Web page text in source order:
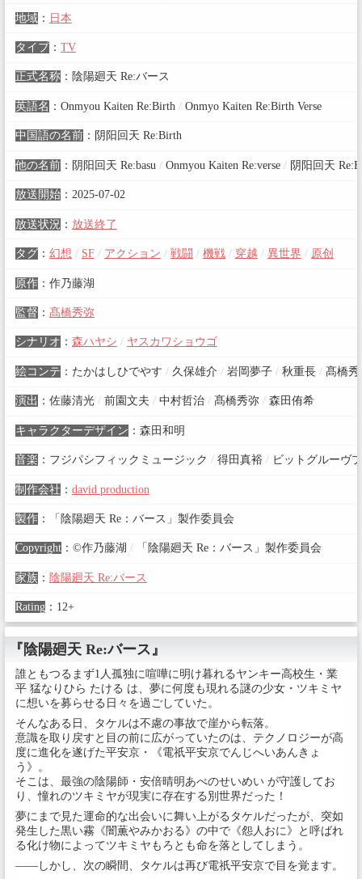
地域： 日本
タイプ： TV
正式名称： 陰陽廻天 Re:バース
英語名 ： Onmyou Kaiten Re:Birth /Onmyo Kaiten Re:Birth Verse
中国語の名前： 阴阳回天 Re:Birth
他の名前： 阴阳回天 Re:basu /Onmyou Kaiten Re:verse /阴阳回天
放送開始： 2025-07-02
放送状況 ： 放送終了
タグ： 幻想 / SF / アクション / 戦闘 / 機戦 / 穿越 / 異世界 / 原创
原作： 作乃藤湖
監督 ： 髙橋秀弥
シナリオ ： 森ハヤシ / ヤスカワショウゴ
絵コンテ ： たかはしひでやす /久保雄介 /岩岡夢子 /秋重長 /髙橋秀
演出 ： 佐藤清光 /前園文夫 /中村哲治 /髙橋秀弥 /森田侑希
キャラクターデザイン ： 森田和明
音楽 ： フジパシフィックミュージック /得田真裕 /ビットグルーヴ
制作会社 ： david production
製作： 「陰陽廻天 Re：バース」製作委員会
Copyright： ©作乃藤湖 /「陰陽廻天 Re：バース」製作委員会
家族： 陰陽廻天 Re:バース
Rating： 12+
『陰陽廻天 Re:バース』
誰ともつるまず1人孤独に喧嘩に明け暮れるヤンキー高校生・業
平 猛なりひら たける は、夢に何度も現れる謎の少女・ツキミヤ
に想いを募らせる日々を過ごしていた。
そんなある日、タケルは不慮の事故で崖から転落。
意識を取り戻すと目の前に広がっていたのは、テクノロジーが高
度に進化を遂げた平安京・《電祇平安京でんじへいあんきょ
う》。
そこは、最強の陰陽師・安倍晴明あべのせいめい が守護してお
り、憧れのツキミヤが現実に存在する別世界だった！
夢にまで見た運命的な出会いに舞い上がるタケルだったが、突如
発生した黒い霧《闇薫やみかおる》の中で《怨人おに》と呼ばれ
る化け物によってツキミヤもろとも命を落としてしまう。
――しかし、次の瞬間、タケルは再び電祇平安京で目を覚ます。